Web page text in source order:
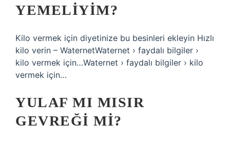
YEMELIYIM?
Kilo vermek için diyetinize bu besinleri ekleyin Hızlı
kilo verin – WaternetWaternet › faydalı bilgiler ›
kilo vermek için…Waternet › faydalı bilgiler › kilo
vermek için…
YULAF MI MISIR
GEVREĞI MI?